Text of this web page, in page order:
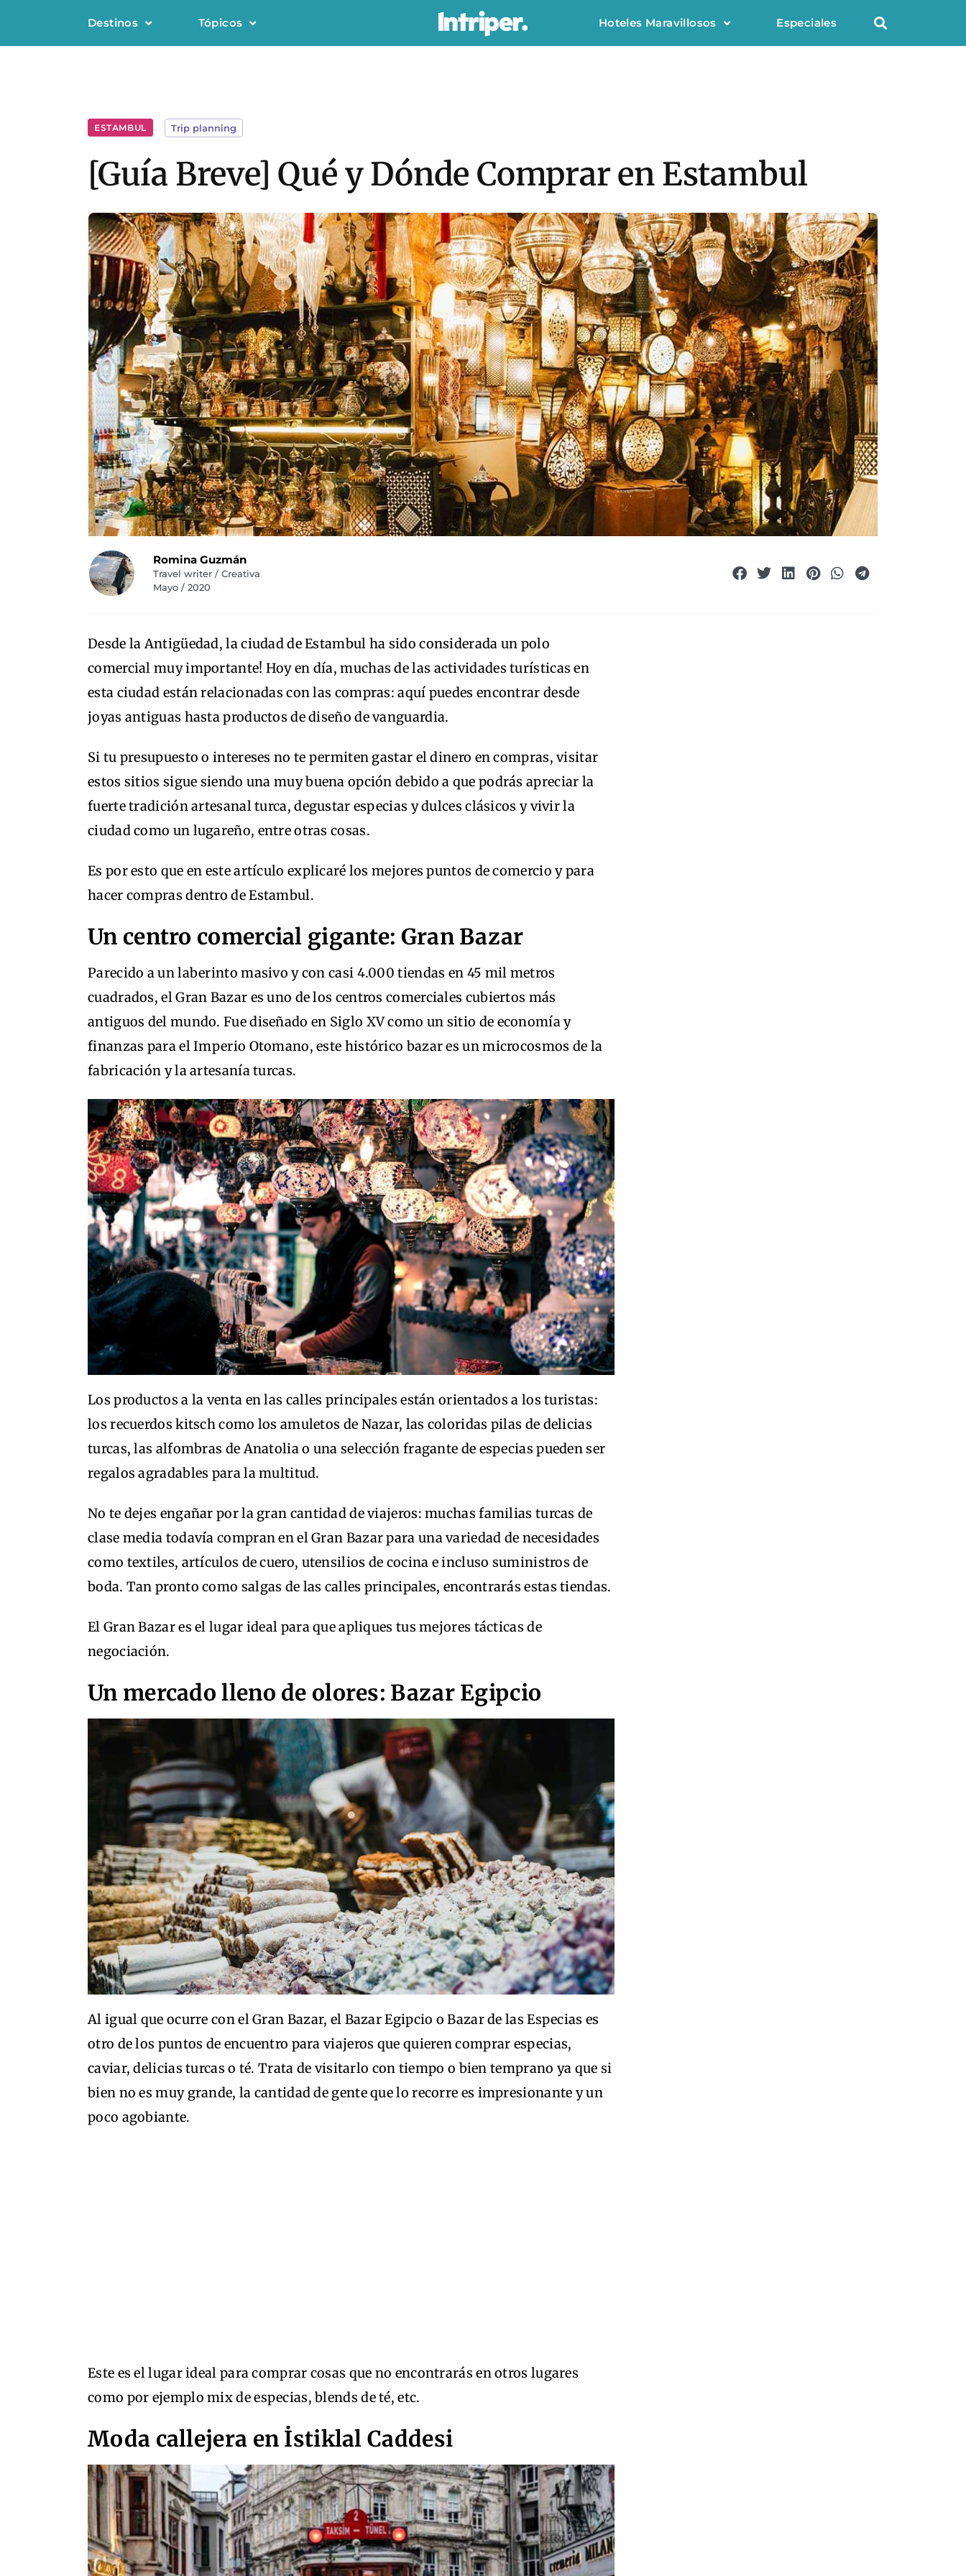
Destinos Tópicos Hoteles Maravillosos Especiales
ESTAMBUL Trip planning
[Guía Breve] Qué y Dónde Comprar en Estambul
Romina Guzmán
Travel writer / Creativa
Mayo / 2020
Desde la Antigüedad, la ciudad de Estambul ha sido considerada un polo
comercial muy importante! Hoy en día, muchas de las actividades turísticas en
esta ciudad están relacionadas con las compras: aquí puedes encontrar desde
joyas antiguas hasta productos de diseño de vanguardia.
Si tu presupuesto o intereses no te permiten gastar el dinero en compras, visitar
estos sitios sigue siendo una muy buena opción debido a que podrás apreciar la
fuerte tradición artesanal turca, degustar especias y dulces clásicos y vivir la
ciudad como un lugareño, entre otras cosas.
Es por esto que en este artículo explicaré los mejores puntos de comercio y para
hacer compras dentro de Estambul.
Un centro comercial gigante: Gran Bazar
Parecido a un laberinto masivo y con casi 4.000 tiendas en 45 mil metros
cuadrados, el Gran Bazar es uno de los centros comerciales cubiertos más
antiguos del mundo. Fue diseñado en Siglo XV como un sitio de economía y
finanzas para el Imperio Otomano, este histórico bazar es un microcosmos de la
fabricación y la artesanía turcas.
Los productos a la venta en las calles principales están orientados a los turistas:
los recuerdos kitsch como los amuletos de Nazar, las coloridas pilas de delicias
turcas, las alfombras de Anatolia o una selección fragante de especias pueden ser
regalos agradables para la multitud.
No te dejes engañar por la gran cantidad de viajeros: muchas familias turcas de
clase media todavía compran en el Gran Bazar para una variedad de necesidades
como textiles, artículos de cuero, utensilios de cocina e incluso suministros de
boda. Tan pronto como salgas de las calles principales, encontrarás estas tiendas.
El Gran Bazar es el lugar ideal para que apliques tus mejores tácticas de
negociación.
Un mercado lleno de olores: Bazar Egipcio
Al igual que ocurre con el Gran Bazar, el Bazar Egipcio o Bazar de las Especias es
otro de los puntos de encuentro para viajeros que quieren comprar especias,
caviar, delicias turcas o té. Trata de visitarlo con tiempo o bien temprano ya que si
bien no es muy grande, la cantidad de gente que lo recorre es impresionante y un
poco agobiante.
Este es el lugar ideal para comprar cosas que no encontrarás en otros lugares
como por ejemplo mix de especias, blends de té, etc.
Moda callejera en İstiklal Caddesi